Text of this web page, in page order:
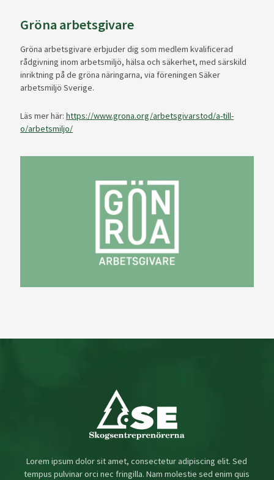
Gröna arbetsgivare
Gröna arbetsgivare erbjuder dig som medlem kvalificerad
rådgivning inom arbetsmiljö, hälsa och säkerhet, med särskild
inriktning på de gröna näringarna, via föreningen Säker
arbetsmiljö Sverige.
Läs mer här:https://www.grona.org/arbetsgivarstod/a-till-
o/arbetsmiljo/
Lorem ipsum dolor sit amet, consectetur adipiscing elit. Sed
tempus pulvinar orci nec fringilla. Nam molestie sed enim quis